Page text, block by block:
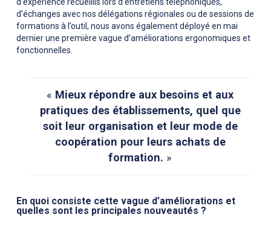
d’expérience recueillis lors d’entretiens téléphoniques,
d’échanges avec nos délégations régionales ou de sessions de
formations à l’outil, nous avons également déployé en mai
dernier une première vague d’améliorations ergonomiques et
fonctionnelles.
« Mieux répondre aux besoins et aux
pratiques des établissements, quel que
soit leur organisation et leur mode de
coopération pour leurs achats de
formation. »
En quoi consiste cette vague d’améliorations et
quelles sont les principales nouveautés ?